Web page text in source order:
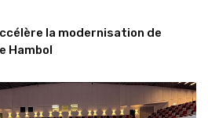
la modernisation de
Hambol